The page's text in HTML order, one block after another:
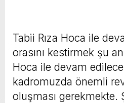
Tabii Rıza Hoca ile
orasını kestirmek şu
Hoca ile devam
kadromuzda önemli
oluşması gerekmekte.